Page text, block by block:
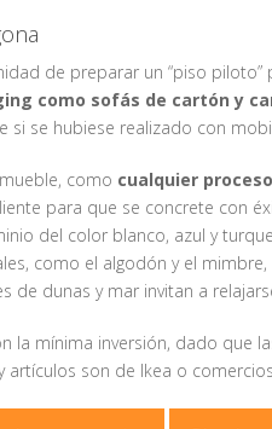
de preparar un “piso
como sofás de cartón y
si se hubiese realizado con
como cualquier
para que se concrete con
del color blanco, azul y
como el algodón y el
de dunas y mar invitan a
la mínima inversión, dado que
artículos son de Ikea o